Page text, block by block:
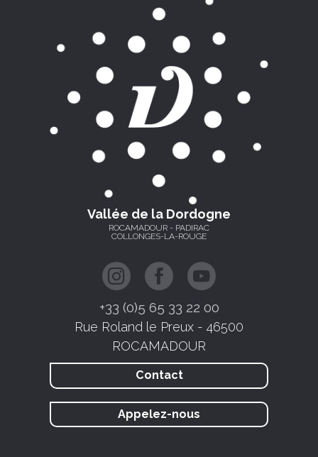
Vallée de la Dordogne
ROCAMADOUR - PADIRAC
COLLONGES-LA-ROUGE
+33 (0)5 65 33 22 00
Rue Roland le Preux - 46500
ROCAMADOUR
Contact
Appelez-nous